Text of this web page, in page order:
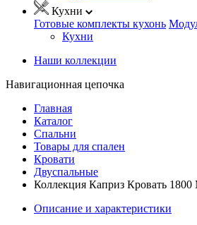
Кухни
Готовые комплекты кухонь
Кухни
Наши коллекции
Навигационная цепочка
Главная
Каталог
Спальни
Товары для спален
Кровати
Двуспальные
Коллекция Каприз Кровать
Описание и характеристики